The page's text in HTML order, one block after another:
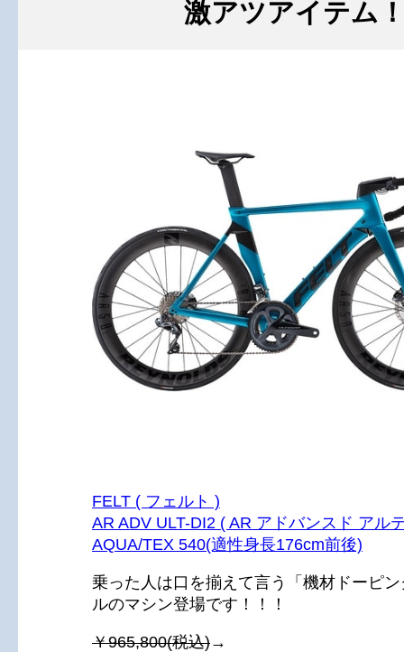
激アツアイテム
FELT ( フェルト )
AR ADV ULT-DI2 ( AR アドバンスド アル
AQUA/TEX 540(適性身長176cm前後)
乗った人は口を揃えて言う「機材ドーピ
ルのマシン登場です！！！
￥965,800(税込)→